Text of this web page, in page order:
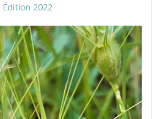
Édition 2022